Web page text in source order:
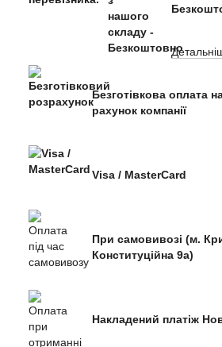
Безготівкова оплата
рахунок компанії
Visa / MasterCard
При самовивозі (м.
Конституційна 9а)
Накладений платіж